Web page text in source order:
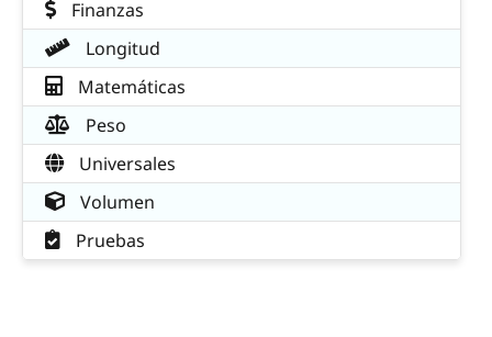
Finanzas
Longitud
Matemáticas
Peso
Universales
Volumen
Pruebas